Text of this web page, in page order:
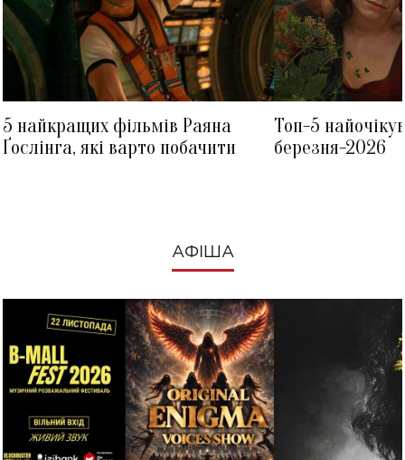
5 найкращих фільмів Раяна
Ґослінга, які варто побачити
Топ-5
березня-2026
АФІША